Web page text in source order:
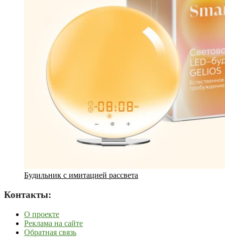
Будильник с имитацией рассвета
Контакты:
О проекте
Реклама на сайте
Обратная связь